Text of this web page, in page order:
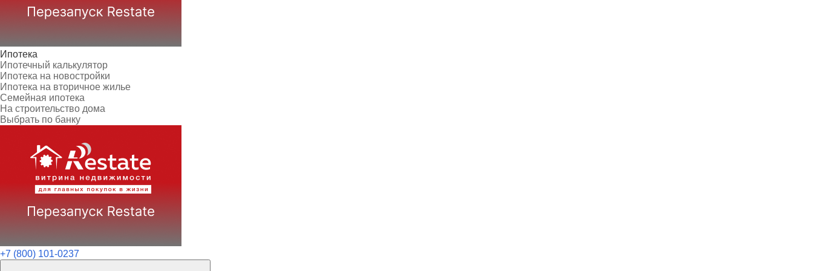
Ипотека
Ипотечный калькулятор
Ипотека на новостройки
Ипотека на вторичное жилье
Семейная ипотека
На строительство дома
Выбрать по банку
+7 (800) 101-0237